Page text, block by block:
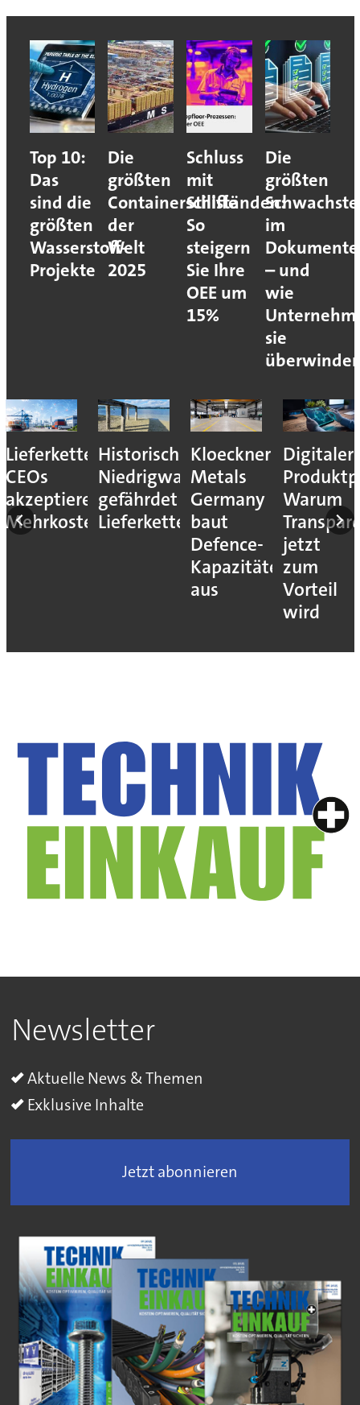
Top 10:
Das
sind die
größten
Wasserstoff-
Projekte
Die
größten
Containerschiffe
der
Welt
2025
Schluss
mit
Stillständen:
So
steigern
Sie Ihre
OEE um
15%
Die
größten
im
– und
wie
sie
Lieferkettenresilienz:
CEOs
akzeptieren
Mehrkosten
Historisches
Niedrigwasser
gefährdet
Lieferketten
Kloeckner
Metals
Germany
baut
Defence-
Kapazitäten
aus
Digitaler
Warum
jetzt
zum
Vorteil
wird
Newsletter
Aktuelle News & Themen
Exklusive Inhalte
Jetzt abonnieren